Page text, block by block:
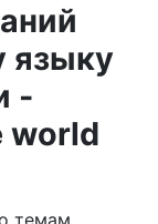
языку
-
world
темам